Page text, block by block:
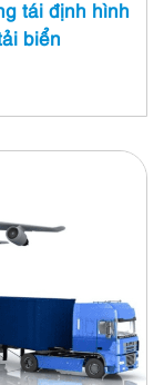
tái định hình
biển